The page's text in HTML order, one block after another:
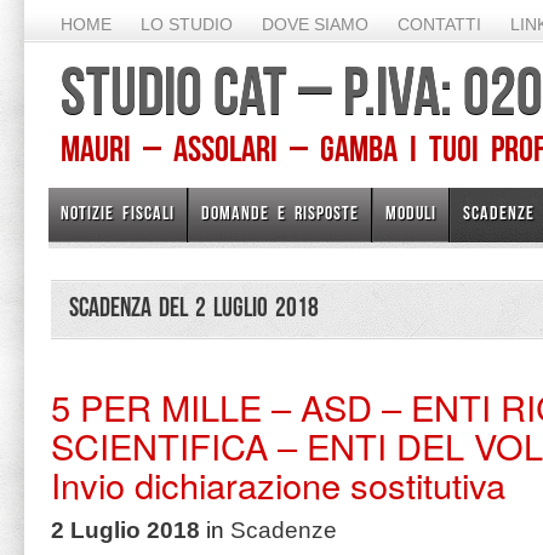
HOME LO STUDIO DOVE SIAMO CONTATTI
STUDIO CAT – P.IVA:
Mauri – Assolari – Gamba I TUOI
NOTIZIE FISCALI DOMANDE E RISPOSTE MODULI SCADENZE
Scadenza del 2 Luglio 2018
5 PER MILLE – ASD – ENTI
SCIENTIFICA – ENTI DEL
Invio dichiarazione sostitutiva
2 Luglio 2018 in Scadenze